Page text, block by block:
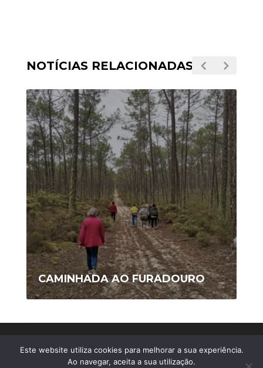
NOTÍCIAS RELACIONADAS
CAMINHADA AO FURADOURO
Reservados
Este website utiliza cookies para melhorar a sua experiência.
Ao navegar, aceita a sua utilização.